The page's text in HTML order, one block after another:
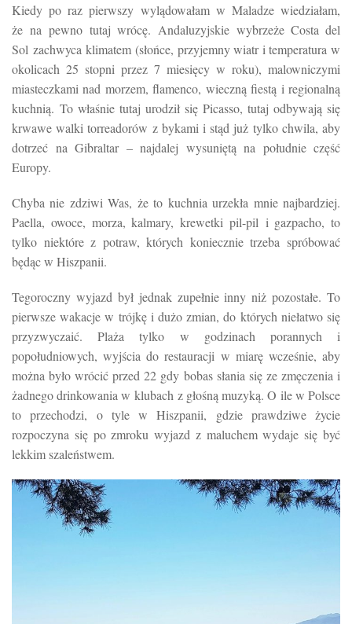
Kiedy po raz pierwszy wylądowałam w Maladze wiedziałam,
że na pewno tutaj wrócę. Andaluzyjskie wybrzeże Costa del
Sol zachwyca klimatem (słońce, przyjemny wiatr i temperatura w
okolicach 25 stopni przez 7 miesięcy w roku), malowniczymi
miasteczkami nad morzem, flamenco, wieczną fiestą i regionalną
kuchnią. To właśnie tutaj urodził się Picasso, tutaj odbywają się
krwawe walki torreadorów z bykami i stąd już tylko chwila, aby
dotrzeć na Gibraltar – najdalej wysuniętą na południe część
Europy.
Chyba nie zdziwi Was, że to kuchnia urzekła mnie najbardziej.
Paella, owoce, morza, kalmary, krewetki pil-pil i gazpacho, to
tylko niektóre z potraw, których koniecznie trzeba spróbować
będąc w Hiszpanii.
Tegoroczny wyjazd był jednak zupełnie inny niż pozostałe. To
pierwsze wakacje w trójkę i dużo zmian, do których niełatwo się
przyzwyczaić. Plaża tylko w godzinach porannych i
popołudniowych, wyjścia do restauracji w miarę wcześnie, aby
można było wrócić przed 22 gdy bobas słania się ze zmęczenia i
żadnego drinkowania w klubach z głośną muzyką. O ile w Polsce
to przechodzi, o tyle w Hiszpanii, gdzie prawdziwe życie
rozpoczyna się po zmroku wyjazd z maluchem wydaje się być
lekkim szaleństwem.